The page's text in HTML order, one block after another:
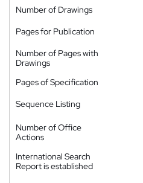
Number of Drawings
Pages for Publication
Number of Pages with
Drawings
Pages of Specification
Sequence Listing
Number of Office
Actions
International Search
Report is established